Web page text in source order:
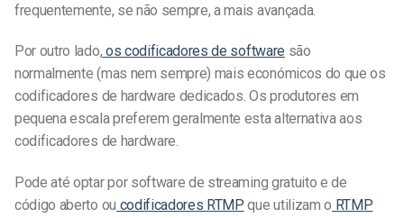
frequentemente, se não sempre, a mais avançada.
Por outro lado, os codificadores de software são
normalmente (mas nem sempre) mais económicos do que os
codificadores de hardware dedicados. Os produtores em
pequena escala preferem geralmente esta alternativa aos
codificadores de hardware.
Pode até optar por software de streaming gratuito e de
código aberto ou codificadores RTMP que utilizam o RTMP